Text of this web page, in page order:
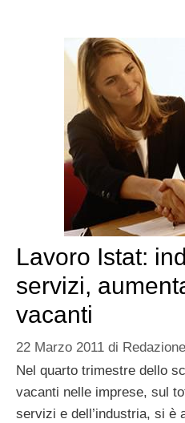
Lavoro Istat:
servizi,
vacanti
22 Marzo 2011 di Redazione
Nel quarto trimestre dello
vacanti nelle imprese, sul
servizi e dell’industria, si è